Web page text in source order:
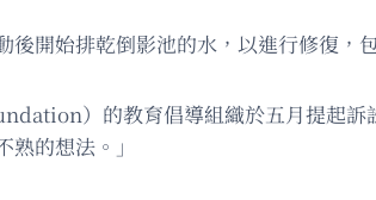
開始排乾倒影池的水，以進行修復，
）的教育倡導組織於五月提起訴
的想法。」